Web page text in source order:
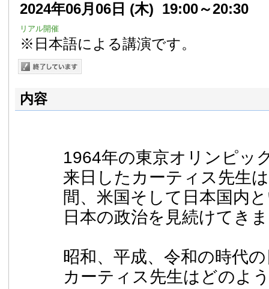
2024年06月06日 (木) 19:00～20:30
リアル開催
※日本語による講演です。
内容
1964年の東京オリンピッ
来日したカーティス先生
間、米国そして日本国内
日本の政治を見続けてき
昭和、平成、令和の時代
カーティス先生はどのよ